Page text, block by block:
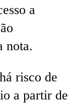
a
nota.
risco de
a partir de